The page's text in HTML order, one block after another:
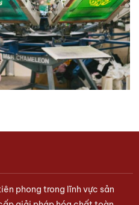
phong trong lĩnh vực sản